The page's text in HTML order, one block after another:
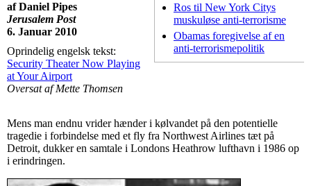
Ros til New York Citys
muskuløse anti-terrorisme
Obamas foregivelse af en
anti-terrorismepolitik
af Daniel Pipes
Jerusalem Post
6. Januar 2010
Oprindelig engelsk tekst:
Security Theater Now Playing
at Your Airport
Oversat af Mette Thomsen
Mens man endnu vrider hænder i kølvandet på den potentielle
tragedie i forbindelse med et fly fra Northwest Airlines tæt på
Detroit, dukker en samtale i Londons Heathrow lufthavn i 1986 op
i erindringen.